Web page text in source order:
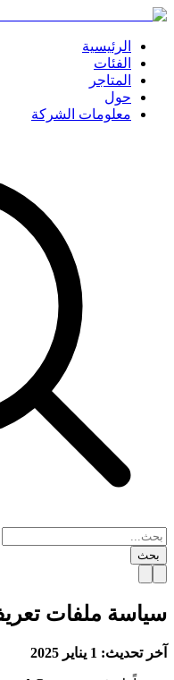
الرئيسية
الفئات
المتاجر
حول
معلومات الشركة
بحث
سياسة ملفات
آخر تحديث: 1 يناير 2025